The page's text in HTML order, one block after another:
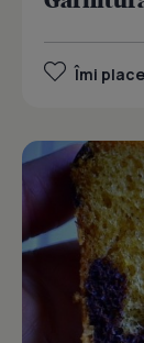
Îmi place